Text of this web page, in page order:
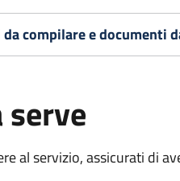
compilare e documenti
serve
al servizio, assicurati di